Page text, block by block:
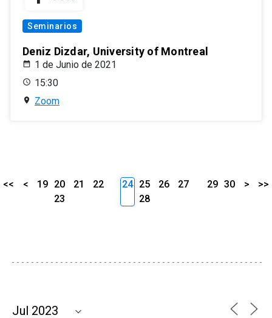
Seminarios
Deniz Dizdar, University of Montreal
1 de Junio de 2021
15:30
Zoom
<< < 19 20 21
22
23
24 25 26
27
28
29 30 > >>